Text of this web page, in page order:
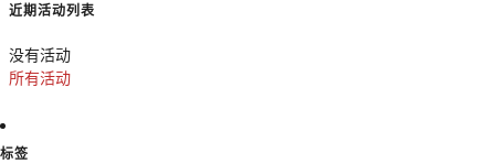
近期活动列表
没有活动
所有活动
标签